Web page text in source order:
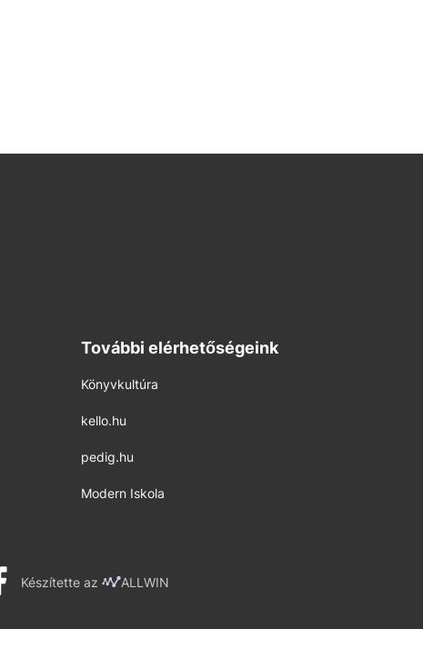
További elérhetőségeink
Könyvkultúra
kello.hu
pedig.hu
Modern Iskola
Készítette az ALLWIN